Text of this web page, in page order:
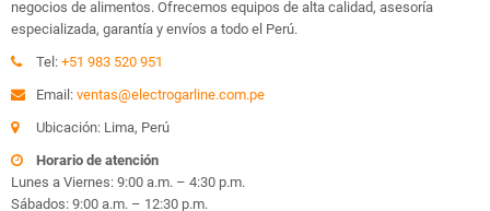
negocios de alimentos. Ofrecemos equipos de alta calidad, asesoría
especializada, garantía y envíos a todo el Perú.
Tel: +51 983 520 951
Email: ventas@electrogarline.com.pe
Ubicación: Lima, Perú
Horario de atención
Lunes a Viernes: 9:00 a.m. – 4:30 p.m.
Sábados: 9:00 a.m. – 12:30 p.m.